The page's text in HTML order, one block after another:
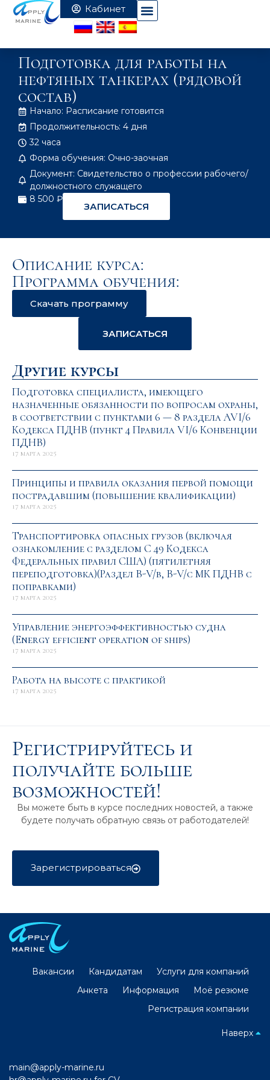
Подготовка для работы на
нефтяных танкерах (рядовой
состав)
Начало: Расписание готовится
Продолжительность: 4 дня
32 часа
Форма обучения: Очно-заочная
Документ: Свидетельство о профессии рабочего/
должностного служащего
8 500 ₽
ЗАПИСАТЬСЯ
Описание курса:
Программа обучения:
Скачать программу
ЗАПИСАТЬСЯ
Другие курсы
Подготовка специалиста, имеющего
назначенные обязанности по вопросам охраны,
в соответствии с пунктами 6 — 8 раздела AVI/6
Кодекса ПДНВ (пункт 4 Правила VI/6 Конвенции
ПДНВ)
17 марта 2025
Принципы и правила оказания первой помощи
пострадавшим (повышение квалификации)
17 марта 2025
Транспортировка опасных грузов (включая
ознакомление с разделом С 49 Кодекса
Федеральных правил США) (пятилетняя
переподготовка)(Раздел B-V/b, B-V/c МК ПДНВ с
поправками)
17 марта 2025
Управление энергоэффективностью судна
(Energy efficient operation of ships)
17 марта 2025
Работа на высоте с практикой
17 марта 2025
Регистрируйтесь и
получайте больше
возможностей!
Вы можете быть в курсе последних новостей, а также
будете получать обратную связь от работодателей!
Зарегистрироваться
Вакансии Кандидатам
Услуги для компаний
Анкета
Информация
Моё резюме
Регистрация компании
Наверх
main@apply-marine.ru